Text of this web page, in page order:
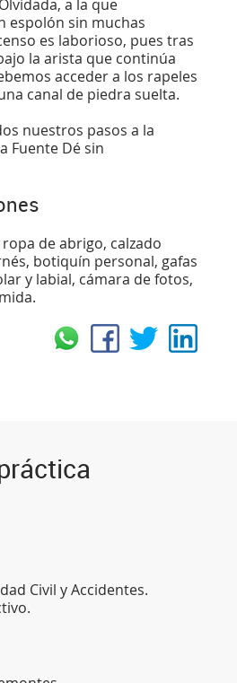
a la que
espolón sin muchas
es laborioso, pues tras
la arista que continúa
acceder a los rapeles
canal de piedra suelta.
nuestros pasos a la
Fuente Dé sin
de abrigo, calzado
botiquín personal, gafas
y labial, cámara de fotos,
Civil y Accidentes.